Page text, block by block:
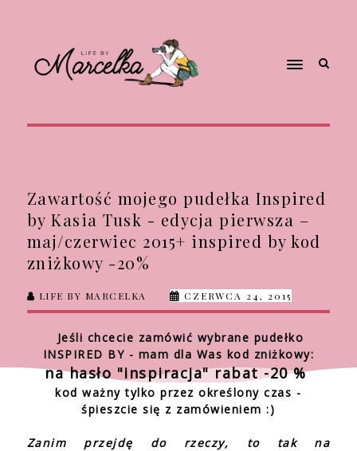
Zawartość mojego pudełka Inspired
by Kasia Tusk - edycja pierwsza –
maj/czerwiec 2015+ inspired by kod
zniżkowy -20%
LIFE BY MARCELKA CZERWCA 24, 2015
Jeśli chcecie zamówić wybrane pudełko
INSPIRED BY - mam dla Was kod zniżkowy:
na hasło "inspiracja" rabat -20 %
kod ważny tylko przez określony czas -
śpieszcie się z zamówieniem :)
Zanim przejdę do rzeczy, to tak na